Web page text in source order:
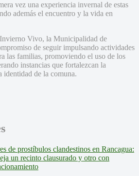
vez una experiencia invernal de estas
además el encuentro y la vida en
Vivo, la Municipalidad de
de seguir impulsando actividades
las familias, promoviendo el uso de los
instancias que fortalezcan la
identidad de la comuna.